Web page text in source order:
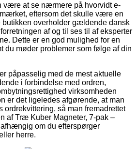
være at se nærmere på hvorvidt e-
eftersom det skulle være en
butikken overholder gældende dansk
af og til ses til af eksperter
Dette er en god mulighed for en
du møder problemer som følge af din
påpasselig med de mest aktuelle
i forbindelse med ordren,
virksomheden
er det ligeledes afgørende, at man
så man fremadrettet
af Træ Kuber Magneter, 7-pak –
om du efterspørger
herre.